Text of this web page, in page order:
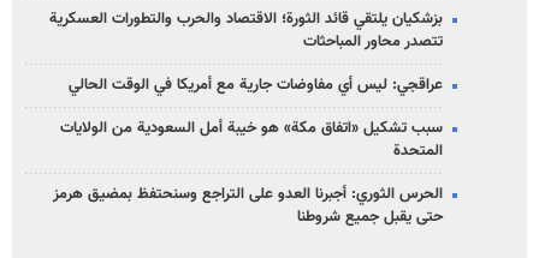
بزشكيان يلتقي قائد الثورة؛ الاقتصاد والحرب والتطورات العسكرية
تتصدر محاور المباحثات
عراقجي: ليس أي مفاوضات جارية مع أمريكا في الوقت الحالي
سبب تشكيل «اتفاق مكة» هو خيبة أمل السعودية من الولايات
المتحدة
الحرس الثوري: أجبرنا العدو على التراجع وسنحتفظ بمضيق هرمز
حتى يقبل جميع شروطنا